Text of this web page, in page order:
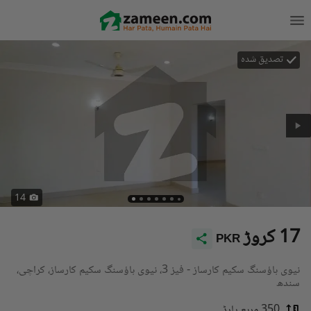
تصدیق شدہ
14
PKR 17 کروڑ
نیوی ہاؤسنگ سکیم کارساز - فیز 3، نیوی ہاؤسنگ سکیم کارساز، کراچی،
سندھ